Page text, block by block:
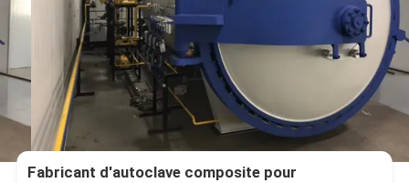
Fabricant d'autoclave composite pour